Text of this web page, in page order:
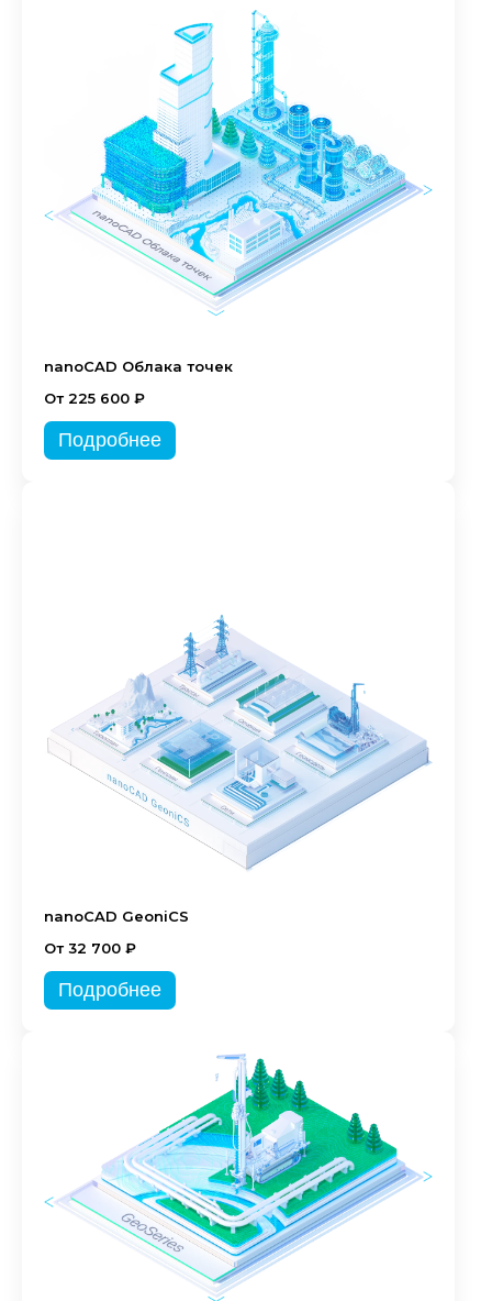
nanoCAD Облака точек
От 225 600 ₽
Подробнее
nanoCAD GeoniCS
От 32 700 ₽
Подробнее